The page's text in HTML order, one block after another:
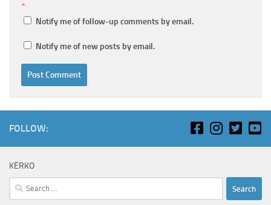
*
Notify me of follow-up comments by email.
Notify me of new posts by email.
FOLLOW:
KËRKO
Search
for: